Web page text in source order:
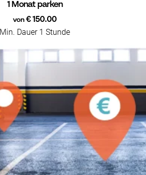
1 Monat parken
von€ 150.00
Min. Dauer 1 Stunde